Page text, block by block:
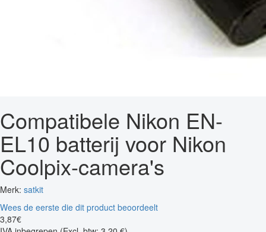
Compatibele Nikon EN-
EL10 batterij voor Nikon
Coolpix-camera's
Merk: satkit
Wees de eerste die dit product beoordeelt
3,87€